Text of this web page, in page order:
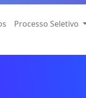
Processo Seletivo